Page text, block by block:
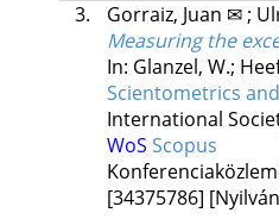
3.
Gorraiz, Juan ✉;
Measuring the
In: Glanzel, W.;
Scientometrics
International
WoS Scopus
[34375786]